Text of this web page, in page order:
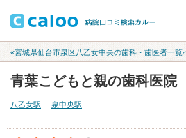
«宮城県仙台市泉区八乙女中央の歯科・歯医者一覧
青葉こどもと親の歯科医院
八乙女駅 泉中央駅